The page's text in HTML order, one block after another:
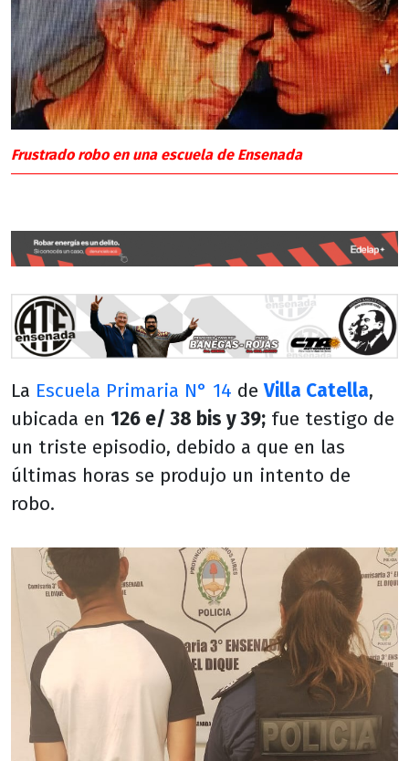
Frustrado robo en una escuela de Ensenada
La Escuela Primaria N° 14 deVilla Catella,
ubicada en 126 e/ 38 bis y 39; fue testigo de
un triste episodio, debido a que en las
últimas horas se produjo un intento de
robo.